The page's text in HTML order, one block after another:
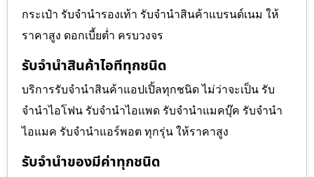
กระเป๋า รับจำนำรองเท้า รับจำนำสินค้าแบรนด์เนม ให้
ราคาสูง ดอกเบี้ยต่ำ ครบวงจร
รับจำนำสินค้าไอทีทุกชนิด
บริการรับจำนำสินค้าแอปเปิ้ลทุกชนิด ไม่ว่าจะเป็น รับ
จำนำไอโฟน รับจำนำไอแพด รับจำนำแมคบุ๊ค รับจำนำ
ไอแมค รับจำนำแอร์พอต ทุกรุ่น ให้ราคาสูง
รับจำนำของมีค่าทุกชนิด